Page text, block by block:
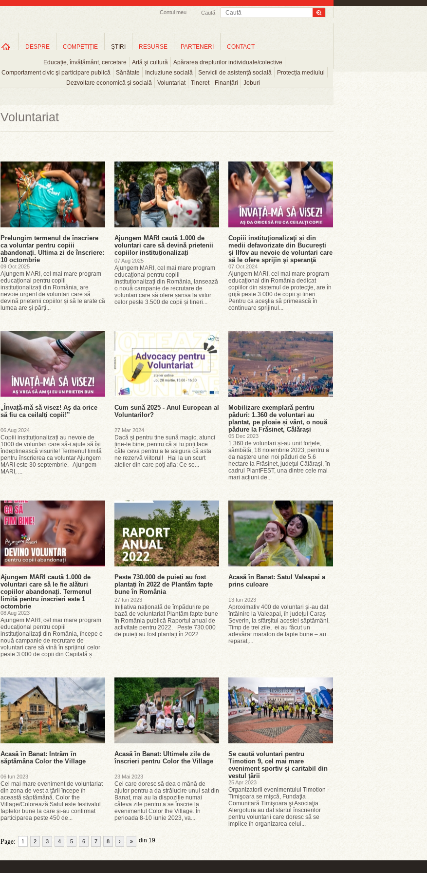
Caută
Contul meu
DESPRE COMPETIȚIE ŞTIRI
Educație, învățământ, cercetare Artă şi cultură
Apărarea drepturilor individuale/colective
Comportament civic şi participare publică
Sănătate Incluziune socială Servicii de asistență socială
Protecția mediului
Dezvoltare economică şi socială
Voluntariat Tineret Finanțări Joburi
RESURSE PARTENERI CONTACT
Voluntariat
Prelungim termenul de înscriere
ca voluntar pentru copiii
abandonați. Ultima zi de înscriere:
10 octombrie
09 Oct 2025
Ajungem MARI, cel mai mare program
educațional pentru copiii
instituționalizați din România, are
nevoie urgent de voluntari care să
devină prietenii copiilor și să le arate că
lumea are și părți...
Ajungem MARI caută 1.000 de
voluntari care să devină prietenii
copiilor instituționalizați
07 Aug 2025
Ajungem MARI, cel mai mare program
educațional pentru copiii
instituționalizați din România, lansează
o nouă campanie de recrutare de
voluntari care să ofere șansa la viitor
celor peste 3.500 de copii și tineri...
Copiii instituţionalizaţi și din
medii defavorizate din București
și Ilfov au nevoie de voluntari care
să le ofere sprijin şi speranţă
07 Oct 2024
Ajungem MARI, cel mai mare program
educaţional din România dedicat
copiilor din sistemul de protecţie, are în
grijă peste 3.000 de copii şi tineri.
Pentru ca aceştia să primească în
continuare sprijinul...
„Învață-mă să visez! Aș da orice
să fiu ca ceilalți copii!”
06 Aug 2024
Copiii instituționalizați au nevoie de
1000 de voluntari care să-i ajute să își
îndeplinească visurile! Termenul limită
pentru înscrierea ca voluntar Ajungem
MARI este 30 septembrie. Ajungem
MARI, ...
Cum sună 2025 - Anul European al
Voluntarilor?
27 Mar 2024
Dacă și pentru tine sună magic, atunci
ține-te bine, pentru că și tu poți face
câte ceva pentru a te asigura că asta
ne rezervă viitorul! Hai la un scurt
atelier din care poți afla: Ce se...
Mobilizare exemplară pentru
păduri: 1.360 de voluntari au
plantat, pe ploaie și vânt, o nouă
pădure la Frăsinet, Călărași
05 Dec 2023
1.360 de voluntari și-au unit forțele,
sâmbătă, 18 noiembrie 2023, pentru a
da naștere unei noi păduri de 5.6
hectare la Frăsinet, județul Călărași, în
cadrul PlantFEST, una dintre cele mai
mari acțiuni de...
Ajungem MARI caută 1.000 de
voluntari care să le fie alături
copiilor abandonați. Termenul
limită pentru înscrieri este 1
octombrie
08 Aug 2023
Ajungem MARI, cel mai mare program
educațional pentru copiii
instituționalizați din România, începe o
nouă campanie de recrutare de
voluntari care să vină în sprijinul celor
peste 3.000 de copii din Capitală ș...
Peste 730.000 de puieți au fost
plantați în 2022 de Plantăm fapte
bune în România
27 Iun 2023
Inițiativa națională de împădurire pe
bază de voluntariat Plantăm fapte bune
în România publică Raportul anual de
activitate pentru 2022. Peste 730.000
de puieți au fost plantați în 2022....
Acasă în Banat: Satul Valeapai a
prins culoare
13 Iun 2023
Aproximativ 400 de voluntari și-au dat
întâlnire la Valeapai, în județul Caraș
Severin, la sfârșitul acestei săptămâni.
Timp de trei zile, ei au făcut un
adevărat maraton de fapte bune – au
reparat,...
Acasă în Banat: Intrăm în
săptămâna Color the Village
06 Iun 2023
Cel mai mare eveniment de voluntariat
din zona de vest a țării începe în
această săptămână. Color the
Village/Colorează Satul este festivalul
faptelor bune la care și-au confirmat
participarea peste 450 de...
Acasă în Banat: Ultimele zile de
înscrieri pentru Color the Village
23 Mai 2023
Cei care doresc să dea o mână de
ajutor pentru a da strălucire unui sat din
Banat, mai au la dispoziție numai
câteva zile pentru a se înscrie la
evenimentul Color the Village. În
perioada 8-10 iunie 2023, va...
Se caută voluntari pentru
Timotion 9, cel mai mare
eveniment sportiv şi caritabil din
vestul ţării
25 Apr 2023
Organizatorii evenimentului Timotion -
Timişoara se mişcă, Fundaţia
Comunitară Timişoara şi Asociaţia
Alergotura au dat startul înscrierilor
pentru voluntarii care doresc să se
implice în organizarea celui...
Page: 1 2 3 4 5 6 7 8 din 19
› »